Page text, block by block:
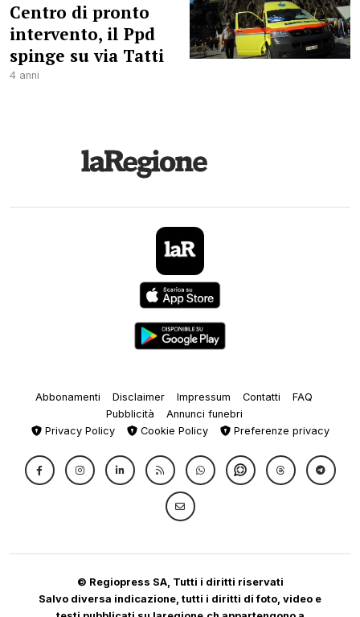
Centro di pronto
intervento, il Ppd
spinge su via Tatti
4 anni
Abbonamenti Disclaimer Impressum Contatti
FAQ
Pubblicità
Annunci funebri
Privacy Policy
Cookie Policy Preferenze privacy
© Regiopress SA, Tutti i diritti riservati
Salvo diversa indicazione, tutti i diritti di foto, video e